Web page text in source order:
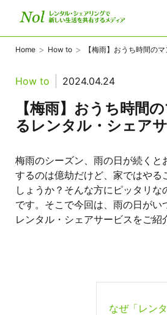
Home > How to > 【梅雨】おうち時間のマ
How to 2024.04.24
【梅雨】おうち時間
るレンタル・シェア
梅雨のシーズン、雨の日が続く
するのは億劫だけど、家ではや
しょうか？そんな方にピッタリ
です。そこで今回は、雨の日が
レンタル・シェアサービスをご紹
なぜ「レン